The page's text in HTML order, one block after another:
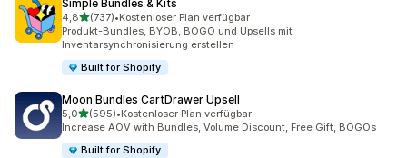
Simple Bundles & Kits
4,8von 5 Sternen
(737)
737 Rezensionen insgesamt
•Kostenloser Plan verfügbar
Produkt-Bundles, BYOB, BOGO und Upsells mit
Inventarsynchronisierung erstellen
Built for Shopify
Moon Bundles CartDrawer Upsell
5,0von 5 Sternen
(595)
595 Rezensionen insgesamt
•Kostenloser Plan verfügbar
Increase AOV with Bundles, Volume Discount, Free Gift, BOGOs
Built for Shopify